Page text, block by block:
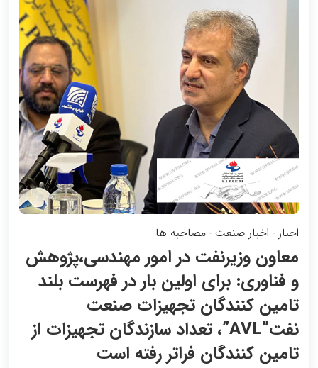
اخبار - اخبار صنعت - مصاحبه ها
معاون وزیرنفت در امور مهندسی،پژوهش
و فناوری: برای اولین بار در فهرست بلند
تامین کنندگان تجهیزات صنعت
نفت”AVL”، تعداد سازندگان تجهیزات از
تامین کنندگان فراتر رفته است